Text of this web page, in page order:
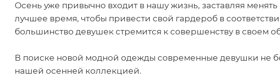
Осень уже привычно входит в нашу жизнь, заставляя
лучшее время, чтобы привести свой гардероб в
большинство девушек стремится к совершенству в своем
В поиске новой модной одежды современные девушки не
нашей осенней коллекцией.